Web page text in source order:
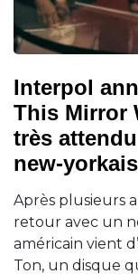
Interpol
This Mirror
très
new-yorkais
Après plusieurs
retour avec un
américain vient
Ton, un disque